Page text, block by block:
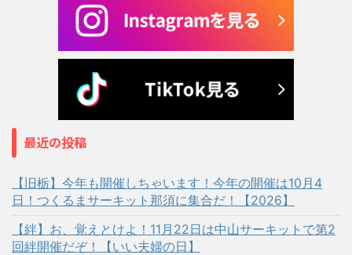
最近の投稿
【旧栃】今年も開催しちゃいます！今年の開催は10月4
日！つくるまサーキット那須に集合だ！【2026】
【絆】お、覚えとけよ！11月22日は中山サーキットで第2
回絆開催だぞ！【いい夫婦の日】